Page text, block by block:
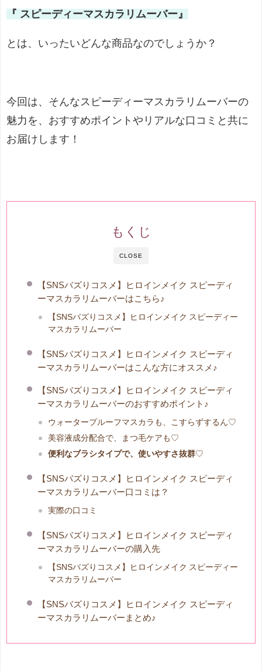
『 スピーディーマスカラリムーバー』
とは、いったいどんな商品なのでしょうか？
今回は、そんなスピーディーマスカラリムーバーの
魅力を、おすすめポイントやリアルな口コミと共に
お届けします！
CLOSE
もくじ
【SNSバズりコスメ】ヒロインメイク スピーディ
ーマスカラリムーバーはこちら♪
【SNSバズりコスメ】ヒロインメイク スピーディー
マスカラリムーバー
【SNSバズりコスメ】ヒロインメイク スピーディ
ーマスカラリムーバーはこんな方にオススメ♪
【SNSバズりコスメ】ヒロインメイク スピーディ
ーマスカラリムーバーのおすすめポイント♪
ウォータープルーフマスカラも、こすらずするん♡
美容液成分配合で、まつ毛ケアも♡
便利なブラシタイプで、使いやすさ抜群♡
【SNSバズりコスメ】ヒロインメイク スピーディ
ーマスカラリムーバー口コミは？
実際の口コミ
【SNSバズりコスメ】ヒロインメイク スピーディ
ーマスカラリムーバーの購入先
【SNSバズりコスメ】ヒロインメイク スピーディー
マスカラリムーバー
【SNSバズりコスメ】ヒロインメイク スピーディ
ーマスカラリムーバーまとめ♪